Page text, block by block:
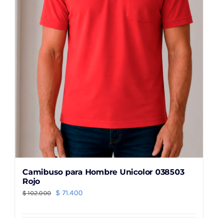
elegir
Camibuso para Hombre Unicolor 038503
Rojo
$102.000
El
$ 71.400